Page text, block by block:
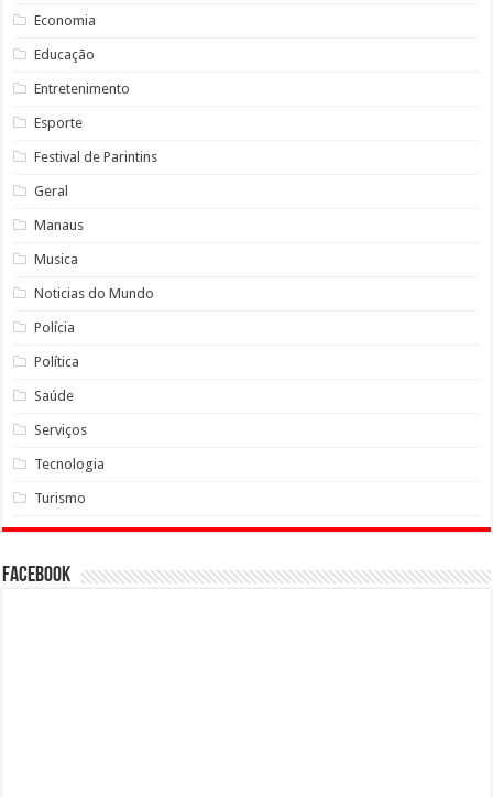
Economia
Educação
Entretenimento
Esporte
Festival de Parintins
Geral
Manaus
Musica
Noticias do Mundo
Polícia
Política
Saúde
Serviços
Tecnologia
Turismo
Facebook